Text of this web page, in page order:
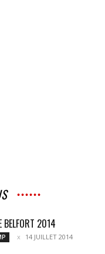
BELFORT 2014
14 JUILLET 2014